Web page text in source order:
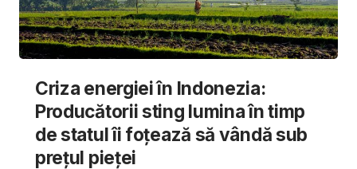
Criza energiei în Indonezia:
Producătorii sting lumina în timp
de statul îi foțează să vândă sub
prețul pieței